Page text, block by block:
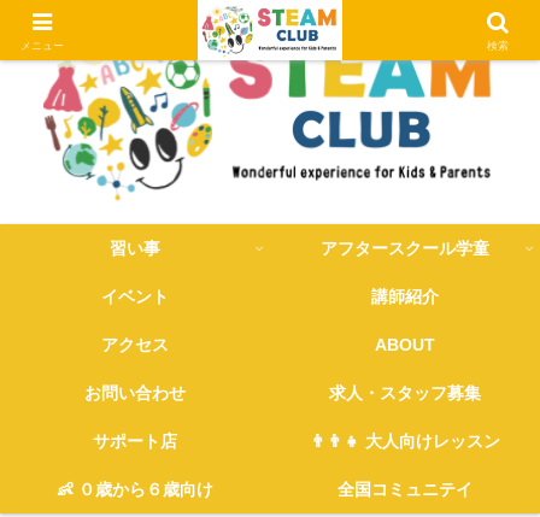
習い事 アフタースクール学童
イベント 講師紹介
アクセス ABOUT
お問い合わせ 求人・スタッフ募集
サポート店 👨‍👨‍👧 大人向けレッスン
👶 ０歳から６歳向け 全国コミュニテイ
メニュー 検索